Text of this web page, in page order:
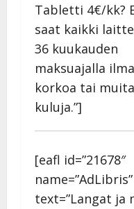
Tabletti 4€/kk?
saat kaikki
36 kuukauden
maksuajalla
korkoa tai muita
kuluja.”]
[eafl id=”21678″
name=”AdLibris”
text=”Langat ja